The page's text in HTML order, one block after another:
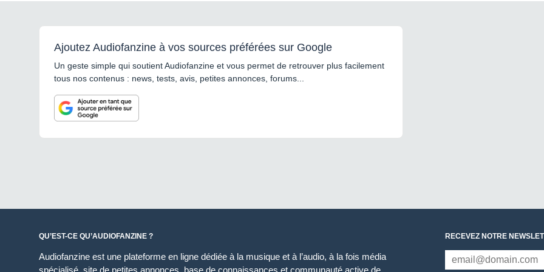
Ajoutez Audiofanzine à vos sources préférées sur Google
Un geste simple qui soutient Audiofanzine et vous permet de retrouver plus facilement
tous nos contenus : news, tests, avis, petites annonces, forums...
QU’EST-CE QU’AUDIOFANZINE ?
Audiofanzine est une plateforme en ligne dédiée à la musique et à l’audio, à la fois média
RECEVEZ NOTRE